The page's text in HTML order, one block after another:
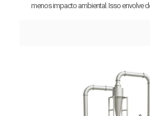
menos impacto ambiental. Isso envolve